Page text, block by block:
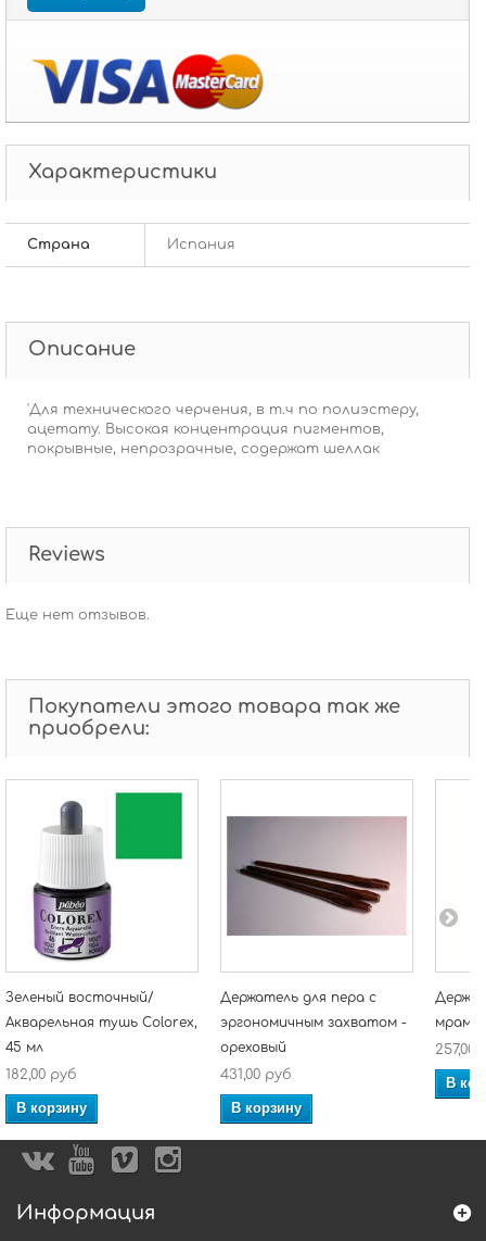
Характеристики
Страна Испания
Описание
'Для технического черчения, в т.ч по полиэстеру,
ацетату. Высокая концентрация пигментов,
покрывные, непрозрачные, содержат шеллак
Reviews
Еще нет отзывов.
Покупатели этого товара так же
приобрели:
Зеленый восточный/
Акварельная тушь Colorex,
45 мл
182,00 руб
В корзину
Держатель для пера с
эргономичным захватом -
ореховый
431,00 руб
В корзину
257,00
В
Информация